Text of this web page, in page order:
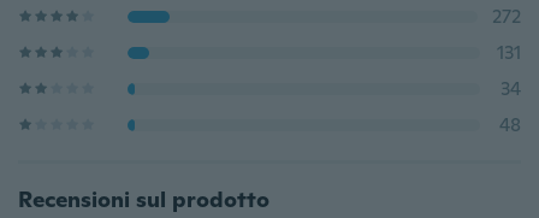
272
131
34
48
Recensioni sul prodotto